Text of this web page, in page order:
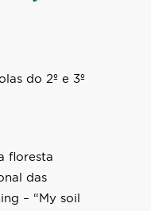
do 2º e 3º
floresta
das
– “My soil